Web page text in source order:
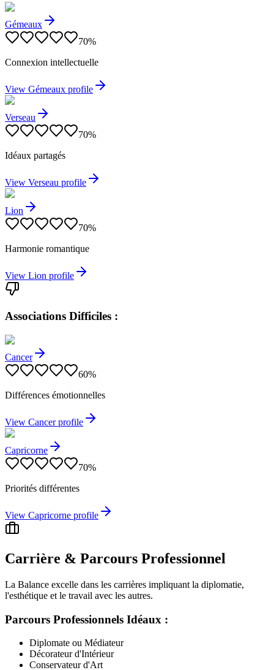
Gémeaux
70%
Connexion intellectuelle
View Gémeaux profile
Verseau
70%
Idéaux partagés
View Verseau profile
Lion
70%
Harmonie romantique
View Lion profile
Associations Difficiles :
Cancer
60%
Différences émotionnelles
View Cancerprofile
Capricorne
70%
Priorités différentes
View Capricorne profile
Carrière & Parcours Professionnel
La Balance excelle dans les carrières impliquant la diplomatie,
l'esthétique et le travail avec les autres.
Parcours Professionnels Idéaux :
Diplomate ou Médiateur
Décorateur d'Intérieur
Conservateur d'Art